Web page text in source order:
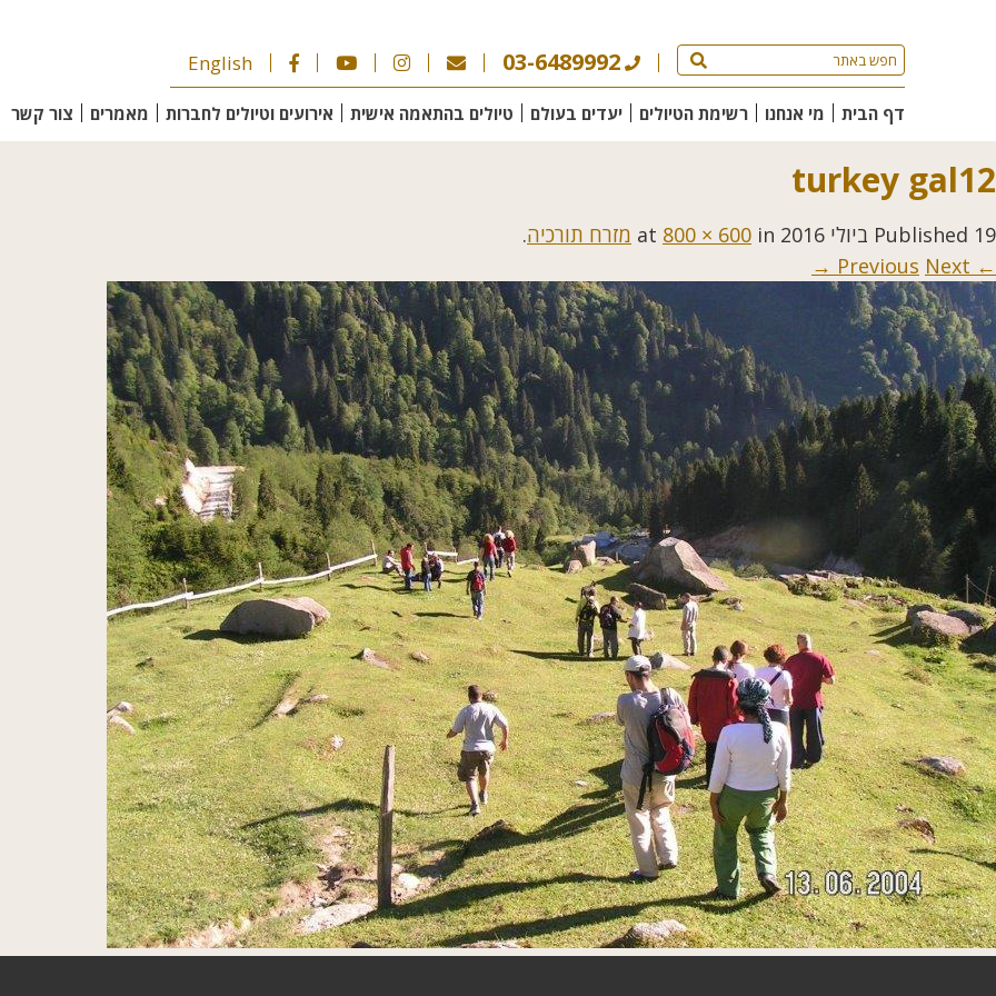
03-6489992
English
דף הבית מי אנחנו רשימת הטיולים יעדים בעולם טיולים בהתאמה אישית אירועים וטיולים לחברות מאמרים צור קשר
turkey gal12
Published 19 ביולי 2016 800 × 600 in מזרח תורכיה.
← Previous
Next →